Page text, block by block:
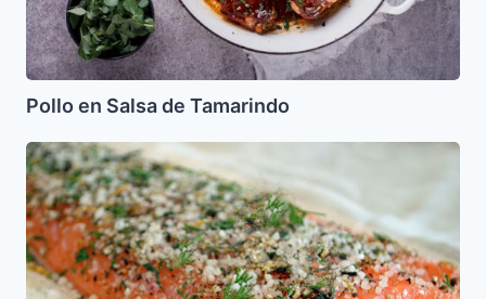
Pollo en Salsa de Tamarindo
Gravlax